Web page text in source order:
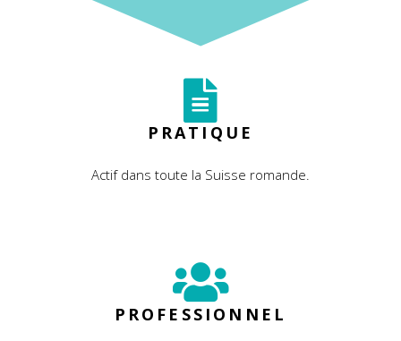
PRATIQUE
Actif dans toute la Suisse romande.
PROFESSIONNEL